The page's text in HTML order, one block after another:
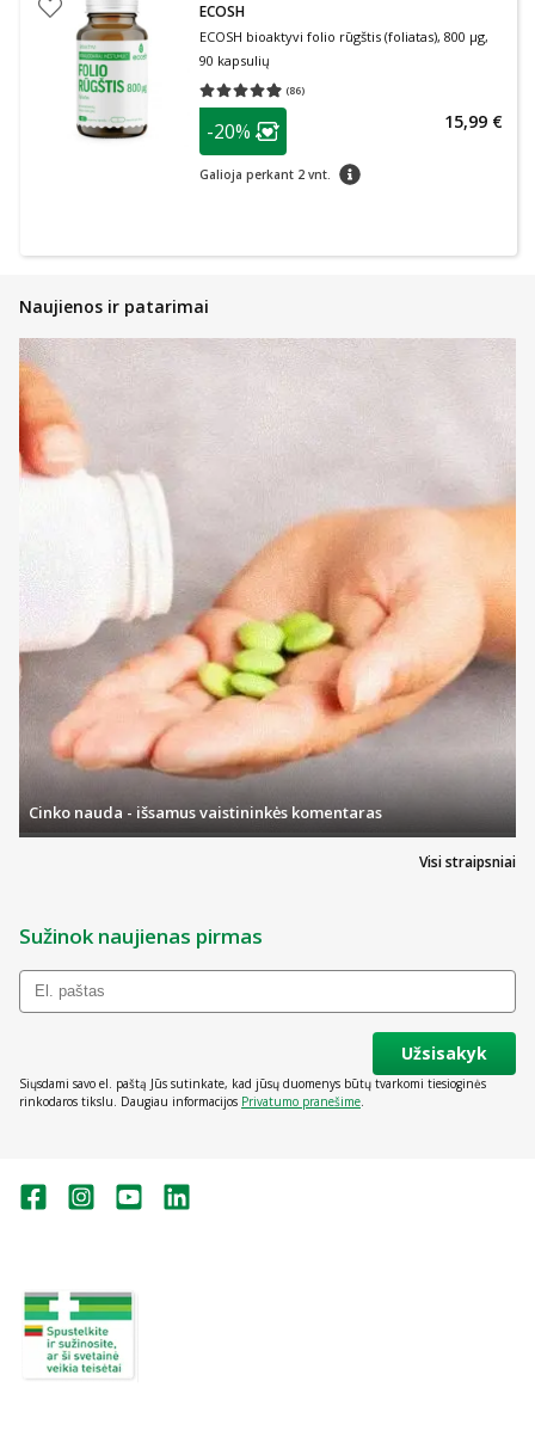
ECOSH
ECOSH bioaktyvi folio rūgštis (foliatas), 800 µg,
90 kapsulių
(86)
Vidutinis įvertinimas 4.99
patarimas
Lojalumo klubo narių nuolaida
-20%
Galioja perkant 2 vnt. patarimas
15,99 €
Naujienos ir patarimai
Visi straipsniai
Cinko nauda - išsamus vaistininkės komentaras
Sužinok naujienas pirmas
Užsisakyk
Siųsdami savo el. paštą Jūs sutinkate, kad jūsų duomenys būtų tvarkomi tiesioginės
rinkodaros tikslu. Daugiau informacijos Privatumo pranešime.